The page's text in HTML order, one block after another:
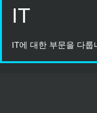
IT
IT에 대한 부문을 다룹